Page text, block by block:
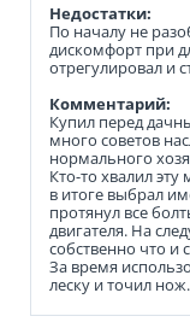
Недостатки:
По началу не
дискомфорт при
отрегулировал и
Комментарий:
Купил перед
много советов
нормального
Кто-то хвалил эту
в итоге выбрал
протянул все
двигателя. На
собственно что и
За время
леску и точил нож.